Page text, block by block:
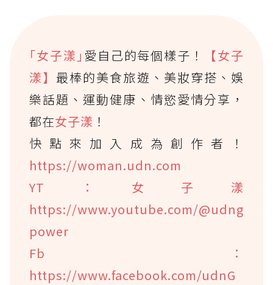
｢女子漾｣ 愛自己的每個樣子！
【女子
漾】最棒的美食旅遊、美妝穿搭、娛
樂話題、運動健康、情慾愛情分享，
都在女子漾 ！
快點來加入成為創作者！
https://woman.udn.com
YT：女子漾
https://www.youtube.com/@udng
power
Fb：
https://www.facebook.com/udnG